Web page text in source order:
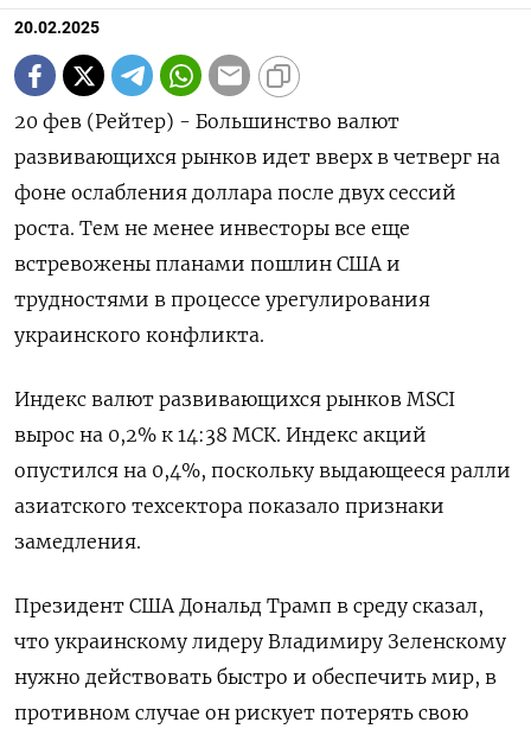
20.02.2025
20 фев (Рейтер) - Большинство валют
развивающихся рынков идет вверх в четверг на
фоне ослабления доллара после двух сессий
роста. Тем не менее инвесторы все еще
встревожены планами пошлин США и
трудностями в процессе урегулирования
украинского конфликта.
Индекс валют развивающихся рынков MSCI
вырос на 0,2% к 14:38 МСК. Индекс акций
опустился на 0,4%, поскольку выдающееся ралли
азиатского техсектора показало признаки
замедления.
Президент США Дональд Трамп в среду сказал,
что украинскому лидеру Владимиру Зеленскому
нужно действовать быстро и обеспечить мир, в
противном случае он рискует потерять свою